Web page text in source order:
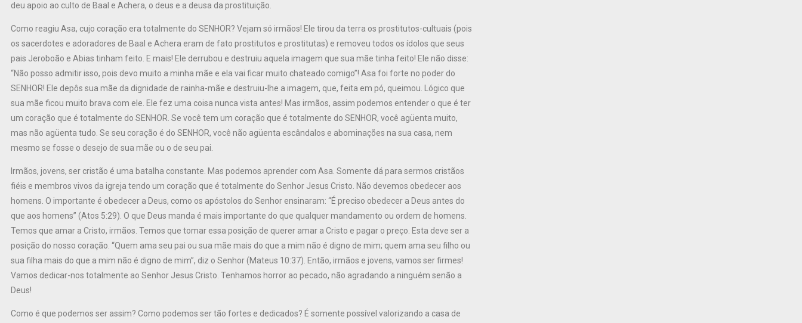
deu apoio ao culto de Baal e Achera, o deus e a deusa da prostituição.
Como reagiu Asa, cujo coração era totalmente do SENHOR? Vejam só irmãos! Ele tirou da terra os prostitutos-cultuais (pois
os sacerdotes e adoradores de Baal e Achera eram de fato prostitutos e prostitutas) e removeu todos os ídolos que seus
pais Jeroboão e Abias tinham feito. E mais! Ele derrubou e destruiu aquela imagem que sua mãe tinha feito! Ele não disse:
“Não posso admitir isso, pois devo muito a minha mãe e ela vai ficar muito chateado comigo”! Asa foi forte no poder do
SENHOR! Ele depôs sua mãe da dignidade de rainha-mãe e destruiu-lhe a imagem, que, feita em pó, queimou. Lógico que
sua mãe ficou muito brava com ele. Ele fez uma coisa nunca vista antes! Mas irmãos, assim podemos entender o que é ter
um coração que é totalmente do SENHOR. Se você tem um coração que é totalmente do SENHOR, você agüenta muito,
mas não agüenta tudo. Se seu coração é do SENHOR, você não agüenta escândalos e abominações na sua casa, nem
mesmo se fosse o desejo de sua mãe ou o de seu pai.
Irmãos, jovens, ser cristão é uma batalha constante. Mas podemos aprender com Asa. Somente dá para sermos cristãos
fiéis e membros vivos da igreja tendo um coração que é totalmente do Senhor Jesus Cristo. Não devemos obedecer aos
homens. O importante é obedecer a Deus, como os apóstolos do Senhor ensinaram: “É preciso obedecer a Deus antes do
que aos homens” (Atos 5:29). O que Deus manda é mais importante do que qualquer mandamento ou ordem de homens.
Temos que amar a Cristo, irmãos. Temos que tomar essa posição de querer amar a Cristo e pagar o preço. Esta deve ser a
posição do nosso coração. “Quem ama seu pai ou sua mãe mais do que a mim não é digno de mim; quem ama seu filho ou
sua filha mais do que a mim não é digno de mim”, diz o Senhor (Mateus 10:37). Então, irmãos e jovens, vamos ser firmes!
Vamos dedicar-nos totalmente ao Senhor Jesus Cristo. Tenhamos horror ao pecado, não agradando a ninguém senão a
Deus!
Como é que podemos ser assim? Como podemos ser tão fortes e dedicados? É somente possível valorizando a casa de